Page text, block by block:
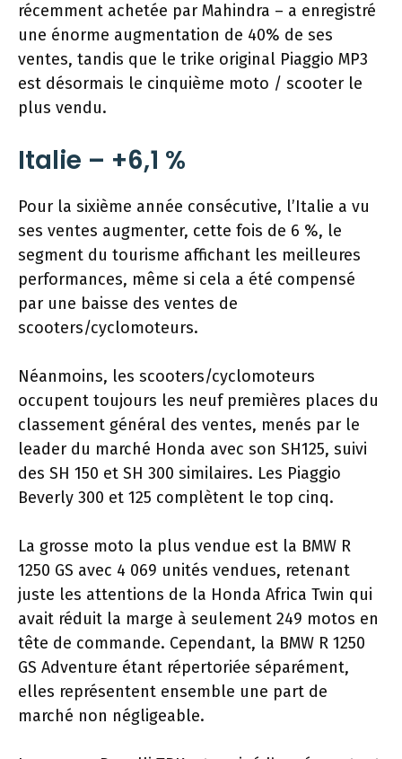
récemment achetée par Mahindra – a enregistré
une énorme augmentation de 40% de ses
ventes, tandis que le trike original Piaggio MP3
est désormais le cinquième moto / scooter le
plus vendu.
Italie – +6,1 %
Pour la sixième année consécutive, l’Italie a vu
ses ventes augmenter, cette fois de 6 %, le
segment du tourisme affichant les meilleures
performances, même si cela a été compensé
par une baisse des ventes de
scooters/cyclomoteurs.
Néanmoins, les scooters/cyclomoteurs
occupent toujours les neuf premières places du
classement général des ventes, menés par le
leader du marché Honda avec son SH125, suivi
des SH 150 et SH 300 similaires. Les Piaggio
Beverly 300 et 125 complètent le top cinq.
La grosse moto la plus vendue est la BMW R
1250 GS avec 4 069 unités vendues, retenant
juste les attentions de la Honda Africa Twin qui
avait réduit la marge à seulement 249 motos en
tête de commande. Cependant, la BMW R 1250
GS Adventure étant répertoriée séparément,
elles représentent ensemble une part de
marché non négligeable.